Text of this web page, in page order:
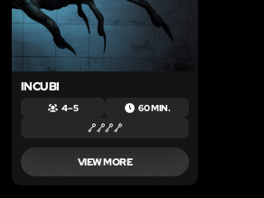
INCUBI
4 – 5 60 MIN.
VIEW MORE